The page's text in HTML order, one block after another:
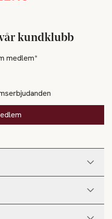
kundklubb
medlem*